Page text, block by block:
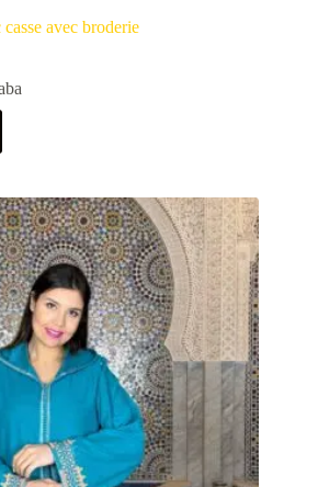
avec broderie